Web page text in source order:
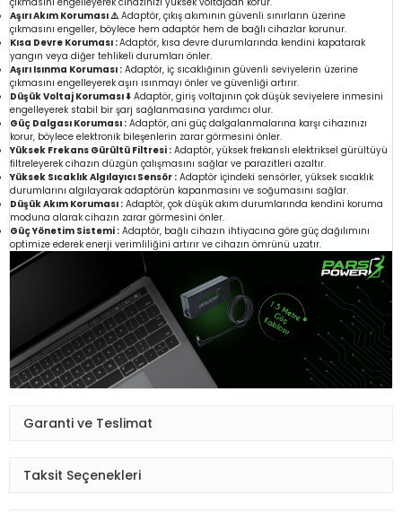
Aşırı Akım Koruması ⚠️Adaptör, çıkış akımının güvenli sınırların üzerine
çıkmasını engeller, böylece hem adaptör hem de bağlı cihazlar korunur.
Kısa Devre Koruması :Adaptör, kısa devre durumlarında kendini kapatarak
yangın veya diğer tehlikeli durumları önler.
Aşırı Isınma Koruması : Adaptör, iç sıcaklığının güvenli seviyelerin üzerine
çıkmasını engelleyerek aşırı ısınmayı önler ve güvenliği artırır.
Düşük Voltaj Koruması ⬇️ Adaptör, giriş voltajının çok düşük seviyelere inmesini
engelleyerek stabil bir şarj sağlanmasına yardımcı olur.
Güç Dalgası Koruması : Adaptör, ani güç dalgalanmalarına karşı cihazınızı
korur, böylece elektronik bileşenlerin zarar görmesini önler.
Yüksek Frekans Gürültü Filtresi : Adaptör, yüksek frekanslı elektriksel gürültüyü
filtreleyerek cihazın düzgün çalışmasını sağlar ve parazitleri azaltır.
Yüksek Sıcaklık Algılayıcı Sensör : Adaptör içindeki sensörler, yüksek sıcaklık
durumlarını algılayarak adaptörün kapanmasını ve soğumasını sağlar.
Düşük Akım Koruması : Adaptör, çok düşük akım durumlarında kendini koruma
moduna alarak cihazın zarar görmesini önler.
Güç Yönetim Sistemi : Adaptör, bağlı cihazın ihtiyacına göre güç dağılımını
optimize ederek enerji verimliliğini artırır ve cihazın ömrünü uzatır.
Garanti ve Teslimat
Taksit Seçenekleri